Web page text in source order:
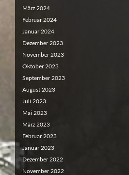
März 2024
Februar 2024
Januar 2024
Dezember 2023
November 2023
Oktober 2023
September 2023
August 2023
Juli 2023
Mai 2023
März 2023
Februar 2023
Januar 2023
Dezember 2022
November 2022